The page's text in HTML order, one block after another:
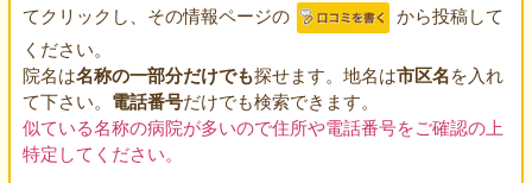
てクリックし、その情報ページの
から投稿して
ください。
院名は名称の一部分だけでも探せます。地名は市区名を入れ
て下さい。 電話番号だけでも検索できます。
似ている名称の病院が多いので住所や電話番号をご確認の上
特定してください。